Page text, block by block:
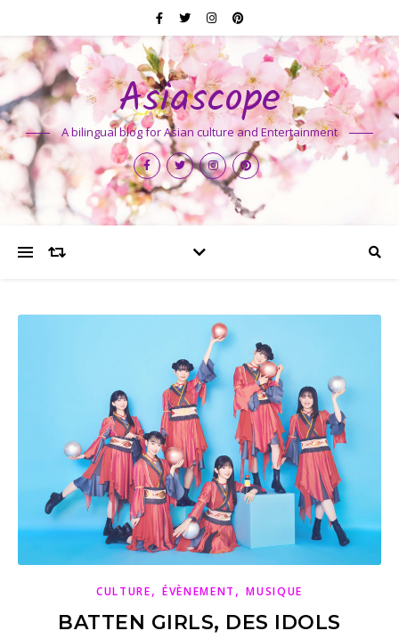
Asiascope
A bilingual blog for Asian culture and Entertainment
CULTURE, ÉVÈNEMENT ,MUSIQUE
BATTEN GIRLS, DES IDOLS